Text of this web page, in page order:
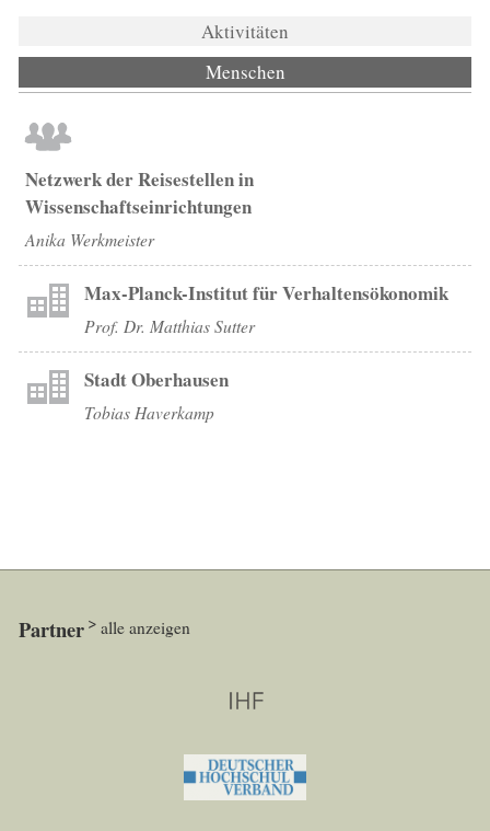
Aktivitäten
Menschen
Netzwerk der Reisestellen in
Wissenschaftseinrichtungen
Anika Werkmeister
Max-Planck-Institut für Verhaltensökonomik
Prof. Dr. Matthias Sutter
Stadt Oberhausen
Tobias Haverkamp
Partner alle anzeigen